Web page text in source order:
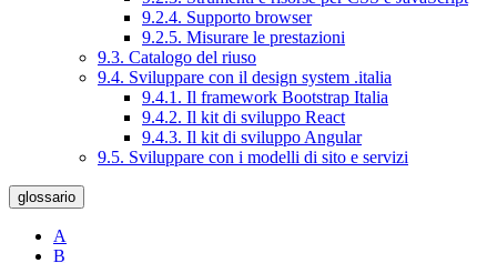
9.2.4. Supporto browser
9.2.5. Misurare le prestazioni
9.3. Catalogo del riuso
9.4. Sviluppare con il design system .italia
9.4.1. Il framework Bootstrap Italia
9.4.2. Il kit di sviluppo React
9.4.3. Il kit di sviluppo Angular
9.5. Sviluppare con i modelli di sito e servizi
glossario
A
B